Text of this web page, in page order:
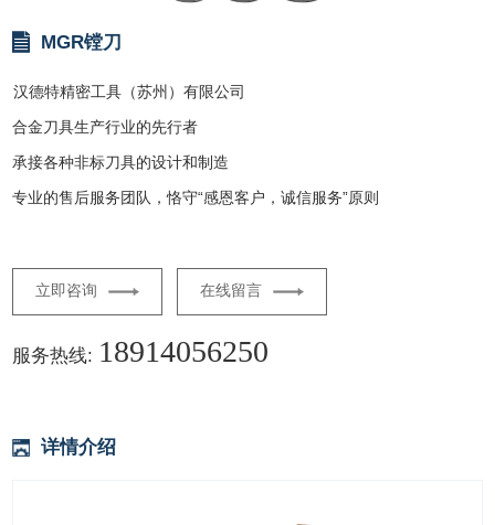
MGR镗刀
汉德特精密工具（苏州）有限公司
合金刀具生产行业的先行者
承接各种非标刀具的设计和制造
专业的售后服务团队，恪守“感恩客户，诚信服务”原则
立即咨询 在线留言
服务热线: 18914056250
详情介绍